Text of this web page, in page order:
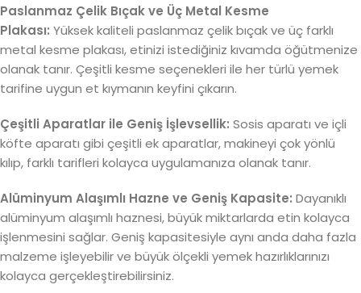
Paslanmaz Çelik Bıçak ve Üç Metal Kesme
Plakası: Yüksek kaliteli paslanmaz çelik bıçak ve üç farklı
metal kesme plakası, etinizi istediğiniz kıvamda öğütmenize
olanak tanır. Çeşitli kesme seçenekleri ile her türlü yemek
tarifine uygun et kıymanın keyfini çıkarın.
Çeşitli Aparatlar ile Geniş İşlevsellik: Sosis aparatı ve içli
köfte aparatı gibi çeşitli ek aparatlar, makineyi çok yönlü
kılıp, farklı tarifleri kolayca uygulamanıza olanak tanır.
Alüminyum Alaşımlı Hazne ve Geniş Kapasite: Dayanıklı
alüminyum alaşımlı haznesi, büyük miktarlarda etin kolayca
işlenmesini sağlar. Geniş kapasitesiyle aynı anda daha fazla
malzeme işleyebilir ve büyük ölçekli yemek hazırlıklarınızı
kolayca gerçekleştirebilirsiniz.